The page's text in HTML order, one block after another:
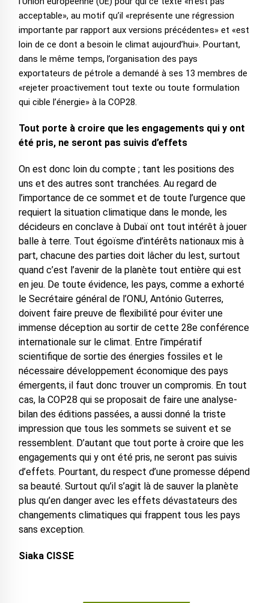
acceptable», au motif qu’il «représente une régression
importante par rapport aux versions précédentes» et «est
loin de ce dont a besoin le climat aujourd’hui». Pourtant,
dans le même temps, l’organisation des pays
exportateurs de pétrole a demandé à ses 13 membres de
«rejeter proactivement tout texte ou toute formulation
qui cible l’énergie» à la COP28.
Tout porte à croire que les engagements qui y ont
été pris, ne seront pas suivis d’effets
On est donc loin du compte ; tant les positions des
uns et des autres sont tranchées. Au regard de
l’importance de ce sommet et de toute l’urgence que
requiert la situation climatique dans le monde, les
décideurs en conclave à Dubaï ont tout intérêt à jouer
balle à terre. Tout égoïsme d’intérêts nationaux mis à
part, chacune des parties doit lâcher du lest, surtout
quand c’est l’avenir de la planète tout entière qui est
en jeu. De toute évidence, les pays, comme a exhorté
le Secrétaire général de l’ONU, António Guterres,
doivent faire preuve de flexibilité pour éviter une
immense déception au sortir de cette 28e conférence
internationale sur le climat. Entre l’impératif
scientifique de sortie des énergies fossiles et le
nécessaire développement économique des pays
émergents, il faut donc trouver un compromis. En tout
cas, la COP28 qui se proposait de faire une analyse-
bilan des éditions passées, a aussi donné la triste
impression que tous les sommets se suivent et se
ressemblent. D’autant que tout porte à croire que les
engagements qui y ont été pris, ne seront pas suivis
d’effets. Pourtant, du respect d’une promesse dépend
sa beauté. Surtout qu’il s’agit là de sauver la planète
plus qu’en danger avec les effets dévastateurs des
changements climatiques qui frappent tous les pays
sans exception.
Siaka CISSE